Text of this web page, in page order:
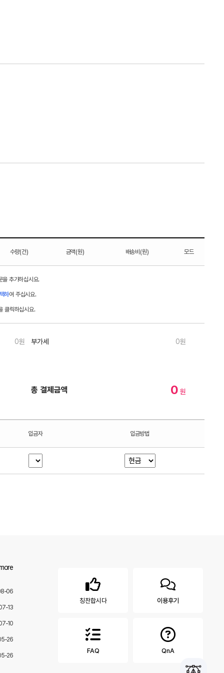
06
13
10
26
26
칭찬합시다 이용후기
FAQ QnA